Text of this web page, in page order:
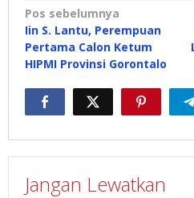
Navigasi
pos
Pos sebelumnya
Iin S. Lantu, Perempuan
Pertama Calon Ketum
HIPMI Provinsi Gorontalo
Jangan Lewatkan